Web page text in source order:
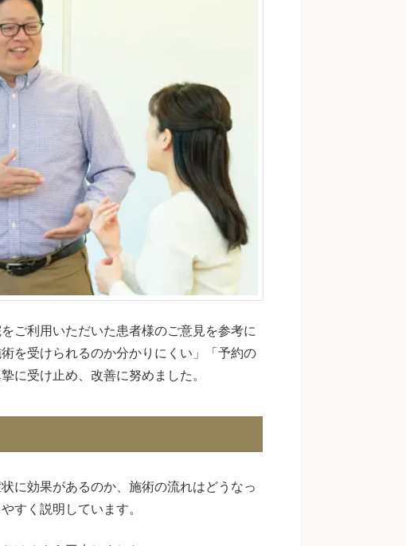
ご利用いただいた患者様のご意見を参考に
を受けられるのか分かりにくい」「予約の
に受け止め、改善に努めました。
に効果があるのか、施術の流れはどうなっ
すく説明しています。